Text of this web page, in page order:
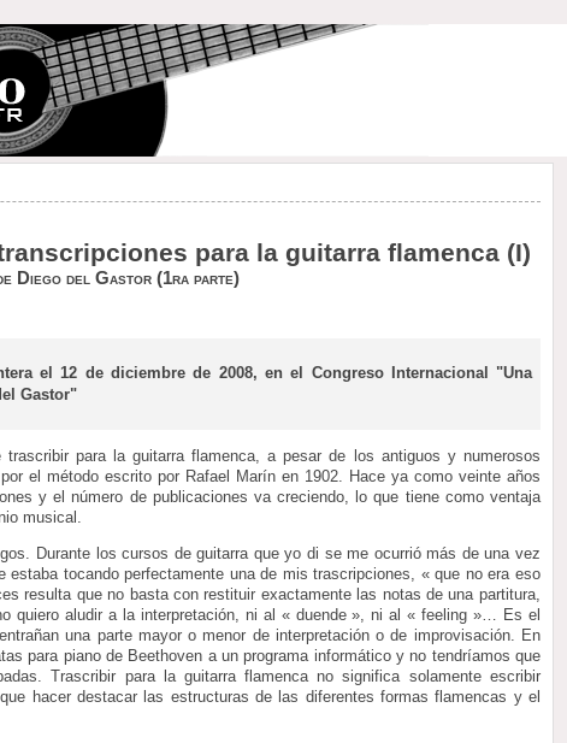
para la guitarra flamenca (I)
Diego del Gastor (1ra parte)
el 12 de diciembre de 2008, en el Congreso Internacional "Una
Gastor"
para la guitarra flamenca, a pesar de los antiguos y numerosos
el método escrito por Rafael Marín en 1902. Hace ya como veinte años
y el número de publicaciones va creciendo, lo que tiene como ventaja
musical.
Durante los cursos de guitarra que yo di se me ocurrió más de una vez
estaba tocando perfectamente una de mis trascripciones, « que no era eso
resulta que no basta con restituir exactamente las notas de una partitura,
quiero aludir a la interpretación, ni al « duende », ni al « feeling »… Es el
una parte mayor o menor de interpretación o de improvisación. En
para piano de Beethoven a un programa informático y no tendríamos que
Trascribir para la guitarra flamenca no significa solamente escribir
hacer destacar las estructuras de las diferentes formas flamencas y el